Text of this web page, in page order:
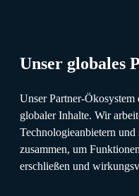
Unser globales
Unser Partner-
globaler Inhalte. Wir
Technologieanbietern und
zusammen, um
erschließen und